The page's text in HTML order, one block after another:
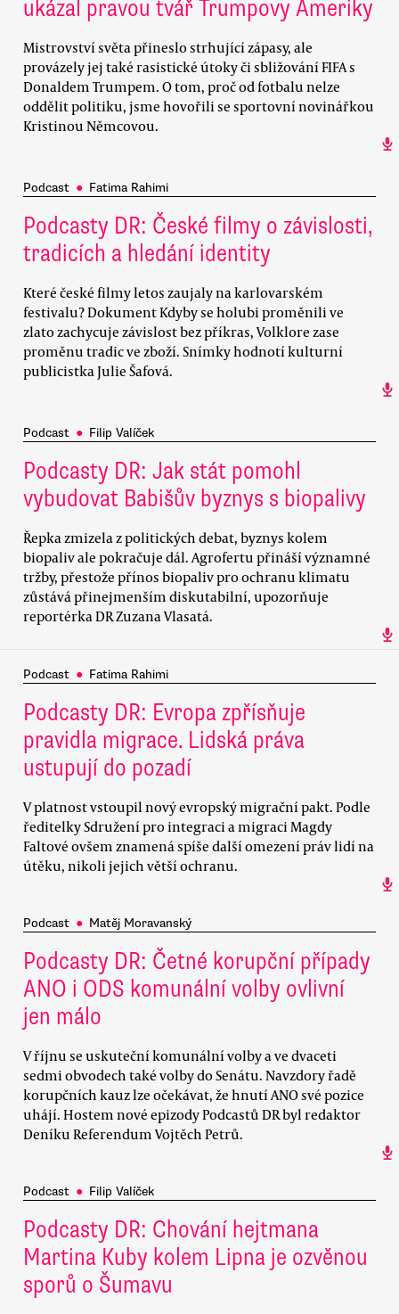
ukázal pravou tvář Trumpovy Ameriky
Mistrovství světa přineslo strhující zápasy, ale
provázely jej také rasistické útoky či sbližování FIFA s
Donaldem Trumpem. O tom, proč od fotbalu nelze
oddělit politiku, jsme hovořili se sportovní novinářkou
Kristinou Němcovou.
Podcast ● Fatima Rahimi
Podcasty DR: České filmy o závislosti,
tradicích a hledání identity
Které české filmy letos zaujaly na karlovarském
festivalu? Dokument Kdyby se holubi proměnili ve
zlato zachycuje závislost bez příkras, Volklore zase
proměnu tradic ve zboží. Snímky hodnotí kulturní
publicistka Julie Šafová.
Podcast ● Filip Valíček
Podcasty DR: Jak stát pomohl
vybudovat Babišův byznys s biopalivy
Řepka zmizela z politických debat, byznys kolem
biopaliv ale pokračuje dál. Agrofertu přináší významné
tržby, přestože přínos biopaliv pro ochranu klimatu
zůstává přinejmenším diskutabilní, upozorňuje
reportérka DR Zuzana Vlasatá.
Podcast ● Fatima Rahimi
Podcasty DR: Evropa zpřísňuje
pravidla migrace. Lidská práva
ustupují do pozadí
V platnost vstoupil nový evropský migrační pakt. Podle
ředitelky Sdružení pro integraci a migraci Magdy
Faltové ovšem znamená spíše další omezení práv lidí na
útěku, nikoli jejich větší ochranu.
Podcast ● Matěj Moravanský
Podcasty DR: Četné korupční případy
ANO i ODS komunální volby ovlivní
jen málo
V říjnu se uskuteční komunální volby a ve dvaceti
sedmi obvodech také volby do Senátu. Navzdory řadě
korupčních kauz lze očekávat, že hnutí ANO své pozice
uhájí. Hostem nové epizody Podcastů DR byl redaktor
Deníku Referendum Vojtěch Petrů.
Podcast ● Filip Valíček
Podcasty DR: Chování hejtmana
Martina Kuby kolem Lipna je ozvěnou
sporů o Šumavu